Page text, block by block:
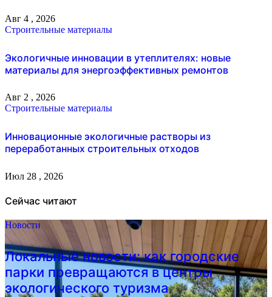
Авг 4 , 2026
Строительные материалы
Экологичные инновации в утеплителях: новые
материалы для энергоэффективных ремонтов
Авг 2 , 2026
Строительные материалы
Инновационные экологичные растворы из
переработанных строительных отходов
Июл 28 , 2026
Сейчас читают
Новости
Локальные новости: как городские
парки превращаются в центры
экологического туризма